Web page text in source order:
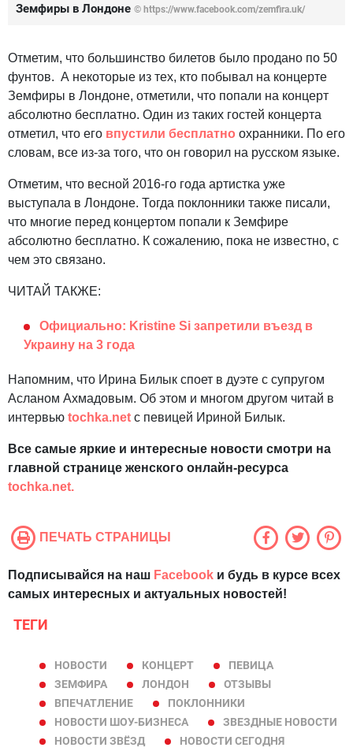
Земфиры в Лондоне © https://www.facebook.com/zemfira.uk/
Отметим, что большинство билетов было продано по 50
фунтов. А некоторые из тех, кто побывал на концерте
Земфиры в Лондоне, отметили, что попали на концерт
абсолютно бесплатно. Один из таких гостей концерта
отметил, что его впустили бесплатно охранники. По его
словам, все из-за того, что он говорил на русском языке.
Отметим, что весной 2016-го года артистка уже
выступала в Лондоне. Тогда поклонники также писали,
что многие перед концертом попали к Земфире
абсолютно бесплатно. К сожалению, пока не известно, с
чем это связано.
ЧИТАЙ ТАКЖЕ:
Официально: Kristinе Si запретили въезд в
Украину на 3 года
Напомним, что Ирина Билык споет в дуэте с супругом
Асланом Ахмадовым. Об этом и многом другом читай в
интервью tochka.net с певицей Ириной Билык.
Все самые яркие и интересные новости смотри на
главной странице женского онлайн-ресурса
tochka.net.
ПЕЧАТЬ СТРАНИЦЫ
Подписывайся на наш Facebook и будь в курсе всех
самых интересных и актуальных новостей!
ТЕГИ
НОВОСТИ КОНЦЕРТ
ПЕВИЦА
ЗЕМФИРА
ЛОНДОН
ОТЗЫВЫ
ВПЕЧАТЛЕНИЕ
ПОКЛОННИКИ
НОВОСТИ ШОУ-БИЗНЕСА
ЗВЕЗДНЫЕ НОВОСТИ
НОВОСТИ ЗВЁЗД
НОВОСТИ СЕГОДНЯ